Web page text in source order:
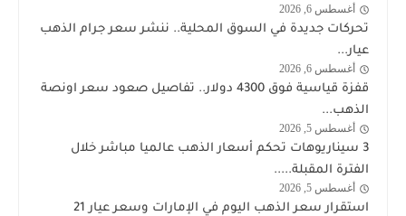
اخبار
أغسطس 6, 2026
تحركات جديدة في السوق المحلية.. ننشر سعر جرام الذهب
عيار...
اخبار
أغسطس 6, 2026
قفزة قياسية فوق 4300 دولار.. تفاصيل صعود سعر اونصة
الذهب...
اخبار
أغسطس 5, 2026
3 سيناريوهات تحكم أسعار الذهب عالميا مباشر خلال
الفترة المقبلة.....
اخبار
أغسطس 5, 2026
استقرار سعر الذهب اليوم في الإمارات وسعر عيار 21